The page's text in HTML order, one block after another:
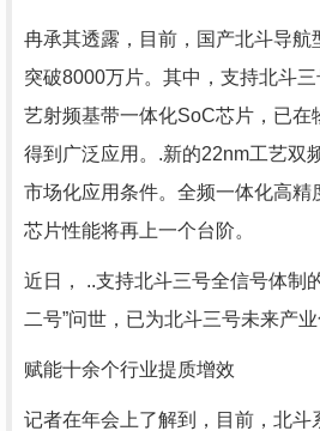
冉承其透露，目前，国产北斗导航
突破8000万片。其中，支持北斗
艺射频基带一体化SoC芯片，已在
得到广泛应用。.新的22nm工艺双
市场化应用条件。全频一体化高精
芯片性能将再上一个台阶。
近日， ..支持北斗三号全信号体制
二号”问世，已为北斗三号未来产
赋能十余个行业提质增效
记者在年会上了解到，目前，北斗